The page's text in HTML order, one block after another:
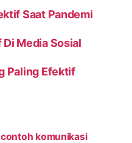
Saat Pandemi
Media Sosial
Paling Efektif
contoh komunikasi